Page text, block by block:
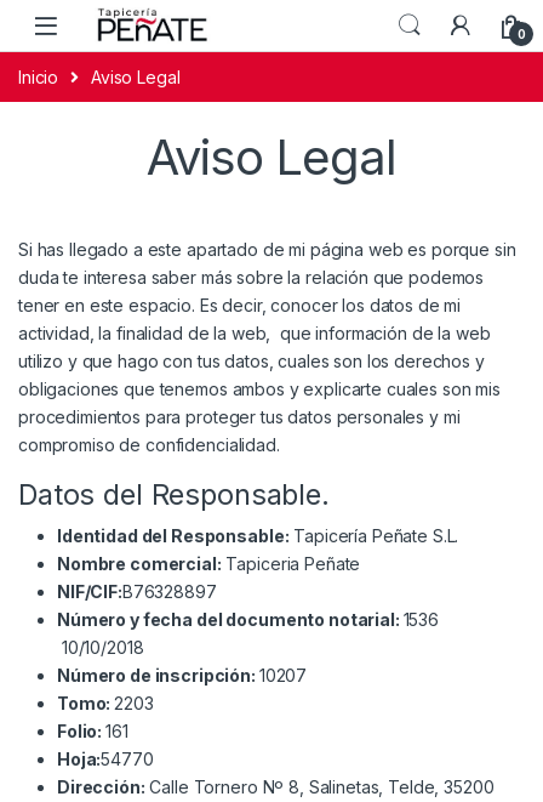
0
Inicio Aviso Legal
Aviso Legal
Si has llegado a este apartado de mi página web es porque sin
duda te interesa saber más sobre la relación que podemos
tener en este espacio. Es decir, conocer los datos de mi
actividad, la finalidad de la web, que información de la web
utilizo y que hago con tus datos, cuales son los derechos y
obligaciones que tenemos ambos y explicarte cuales son mis
procedimientos para proteger tus datos personales y mi
compromiso de confidencialidad.
Datos del Responsable.
Identidad del Responsable: Tapicería Peñate S.L.
Nombre comercial: Tapiceria Peñate
NIF/CIF:B76328897
Número y fecha del documento notarial: 1536
10/10/2018
Número de inscripción: 10207
Tomo:2203
Folio:161
Hoja:54770
Dirección: Calle Tornero Nº 8, Salinetas, Telde, 35200